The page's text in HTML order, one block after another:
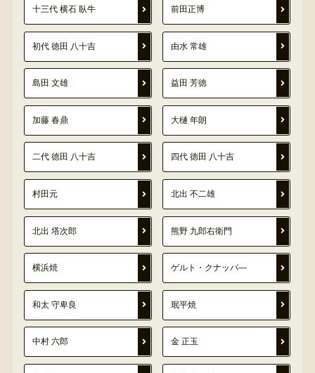
十三代 横石 臥牛 前田正博
初代 徳田 八十吉 由水 常雄
島田 文雄 益田 芳徳
加藤 春鼎 大樋 年朗
二代 徳田 八十吉 四代 徳田 八十吉
村田元 北出 不二雄
北出 塔次郎 熊野 九郎右衛門
横浜焼 ゲルト・クナッパ―
和太 守卑良 珉平焼
中村 六郎 金 正玉